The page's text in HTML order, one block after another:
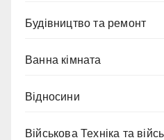
Будівництво та ремонт
Ванна кімната
Відносини
Військова Техніка та